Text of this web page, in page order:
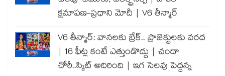
క్షమాపణ-ప్రధాని మోదీ | V6 తీన్మార్
V6 తీన్మార్: వానలకు బ్రేక్.. ప్రాజెక్టులకు వరద
| 16 ఫీట్ల కంటే ఎత్తుండొద్దు | చందా
చోరీ..స్కిట్ అదిరింది | ఇగ సెలవు పెద్దన్న